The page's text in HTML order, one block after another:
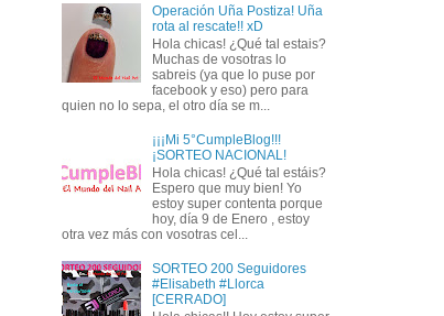
Operación Uña Postiza! Uña
rota al rescate!! xD
Hola chicas! ¿Qué tal estais?
Muchas de vosotras lo
sabreis (ya que lo puse por
facebook y eso) pero para
quien no lo sepa, el otro día se m...
¡¡¡Mi 5°CumpleBlog!!!
¡SORTEO NACIONAL!
Hola chicas! ¿Qué tal estáis?
Espero que muy bien! Yo
estoy super contenta porque
hoy, día 9 de Enero , estoy
otra vez más con vosotras cel...
SORTEO 200 Seguidores
#Elisabeth #Llorca
[CERRADO]